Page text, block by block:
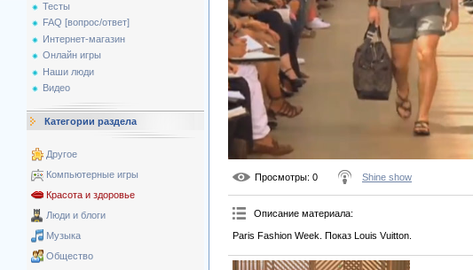
Тесты
FAQ [вопрос/ответ]
Интернет-магазин
Онлайн игры
Наши люди
Видео
Категории раздела
Другое
Компьютерные игры
Красота и здоровье
Люди и блоги
Музыка
Общество
Просмотры: 0 Shine show
Описание материала:
Paris Fashion Week. Показ Louis Vuitton.